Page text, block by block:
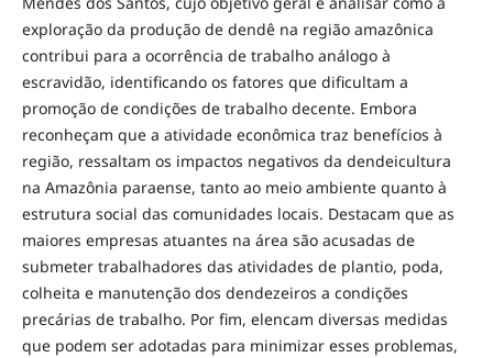
exploração da produção de dendê na região amazônica
contribui para a ocorrência de trabalho análogo à
escravidão, identificando os fatores que dificultam a
promoção de condições de trabalho decente. Embora
reconheçam que a atividade econômica traz benefícios à
região, ressaltam os impactos negativos da dendeicultura
na Amazônia paraense, tanto ao meio ambiente quanto à
estrutura social das comunidades locais. Destacam que as
maiores empresas atuantes na área são acusadas de
submeter trabalhadores das atividades de plantio, poda,
colheita e manutenção dos dendezeiros a condições
precárias de trabalho. Por fim, elencam diversas medidas
que podem ser adotadas para minimizar esses problemas,